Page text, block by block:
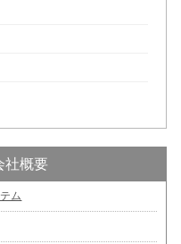
社概要
ム